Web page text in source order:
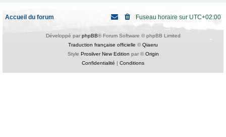
Accueil du forum Fuseau horaire sur UTC+02:00
Développé par phpBB® Forum Software © phpBB Limited
Traduction française officielle ©Qiaeru
Style Prosilver New Edition par ©Origin
Confidentialité | Conditions